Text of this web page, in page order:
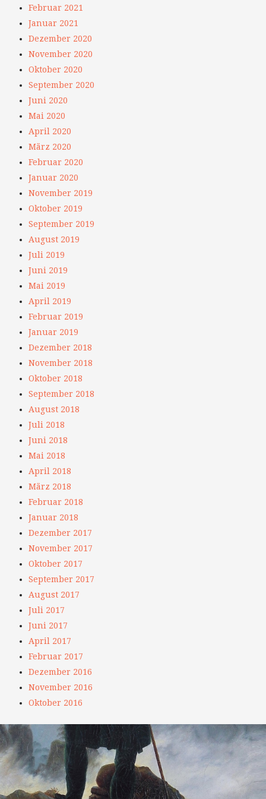
Februar 2021
Januar 2021
Dezember 2020
November 2020
Oktober 2020
September 2020
Juni 2020
Mai 2020
April 2020
März 2020
Februar 2020
Januar 2020
November 2019
Oktober 2019
September 2019
August 2019
Juli 2019
Juni 2019
Mai 2019
April 2019
Februar 2019
Januar 2019
Dezember 2018
November 2018
Oktober 2018
September 2018
August 2018
Juli 2018
Juni 2018
Mai 2018
April 2018
März 2018
Februar 2018
Januar 2018
Dezember 2017
November 2017
Oktober 2017
September 2017
August 2017
Juli 2017
Juni 2017
April 2017
Februar 2017
Dezember 2016
November 2016
Oktober 2016